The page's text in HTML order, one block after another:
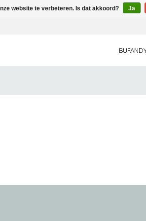
website te verbeteren. Is dat akkoord? Ja